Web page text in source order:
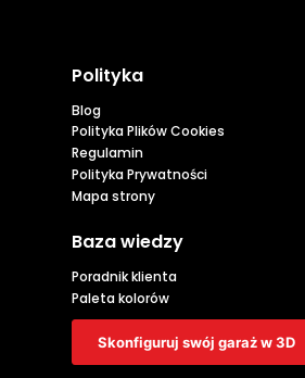
Polityka
Blog
Polityka Plików Cookies
Regulamin
Polityka Prywatności
Mapa strony
Baza wiedzy
Poradnik klienta
Paleta kolorów
Skonfiguruj swój garaż w 3D